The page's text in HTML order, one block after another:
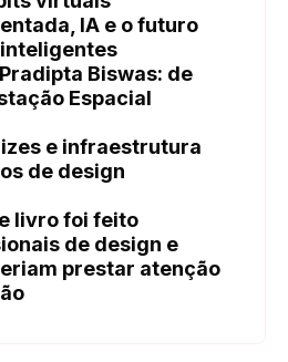
IA e o futuro
Biswas: de
Espacial
e infraestrutura
de design
livro foi feito
de design e
prestar atenção